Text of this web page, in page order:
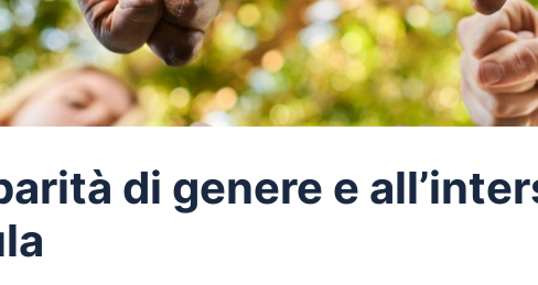
di genere e